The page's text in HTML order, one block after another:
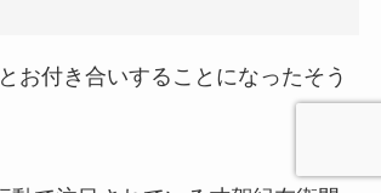
お付き合いすることになったそう